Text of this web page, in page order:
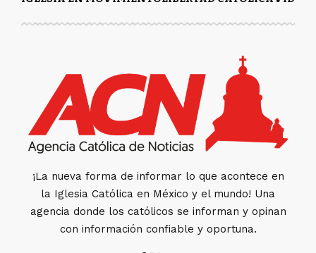
¡La nueva forma de informar lo que acontece en
la Iglesia Católica en México y el mundo! Una
agencia donde los católicos se informan y opinan
con información confiable y oportuna.